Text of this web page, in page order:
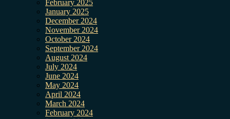
February 2025
January 2025
December 2024
November 2024
October 2024
September 2024
August 2024
July 2024
June 2024
May 2024
April 2024
March 2024
February 2024